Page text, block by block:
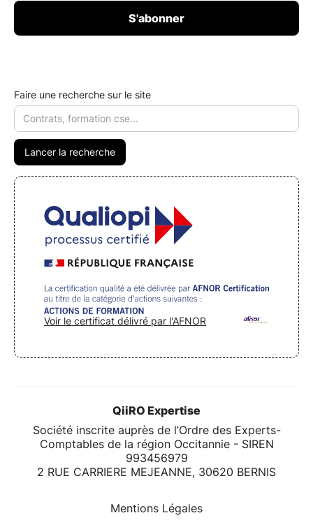
Faire une recherche sur le site
Voir le certificat délivré par l'AFNOR
QiiRO Expertise
Société inscrite auprès de l’Ordre des Experts-
Comptables de la région Occitannie - SIREN
993456979
2 RUE CARRIERE MEJEANNE, 30620 BERNIS
Mentions Légales